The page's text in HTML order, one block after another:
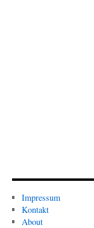
Impressum
Kontakt
About